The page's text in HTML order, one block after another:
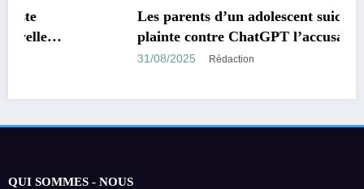
TECHNOLOGIE
Les parents d’un adolescent suicidé portent
plainte contre ChatGPT l’accusant d’avoir
encouragé son suicide.
Rédaction
QUI SOMMES - NOUS